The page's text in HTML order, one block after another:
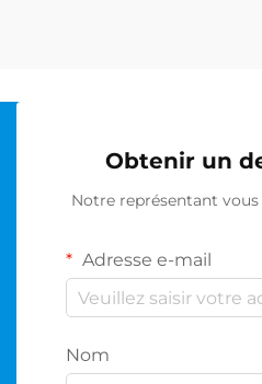
Obtenir un
Notre représentant
Adresse e-mail
Nom